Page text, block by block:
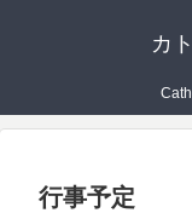
カ
行事予定